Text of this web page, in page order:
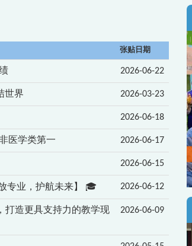
张贴日期
2026-06-22
世界 2026-03-23
2026-06-18
医学类第一 2026-06-17
2026-06-15
专业，护航未来】 🎓 2026-06-12
打造更具支持力的教学现
2026-06-09